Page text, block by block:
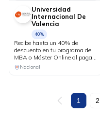
Universidad
Internacional De
Valencia
40%
Recibe hasta un 40% de
descuento en tu programa de
MBA o Máster Online al pagar
con tus tarjetas Diners Club.
Nacional
1 2